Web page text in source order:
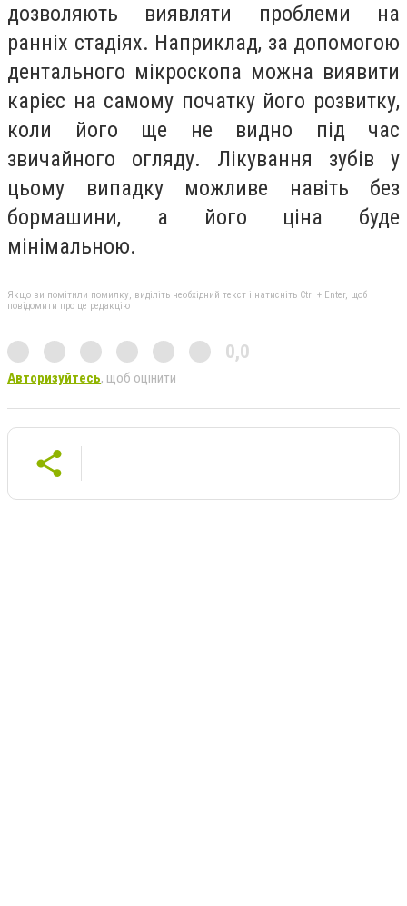
дозволяють виявляти проблеми на
ранніх стадіях. Наприклад, за допомогою
дентального мікроскопа можна виявити
карієс на самому початку його розвитку,
коли його ще не видно під час
звичайного огляду. Лікування зубів у
цьому випадку можливе навіть без
бормашини, а його ціна буде
мінімальною.
Якщо ви помітили помилку, виділіть необхідний текст і натисніть Ctrl + Enter, щоб
повідомити про це редакцію
0,0
Авторизуйтесь, щоб оцінити